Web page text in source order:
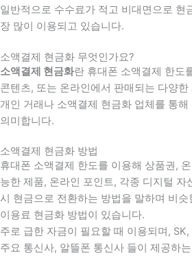
일반적으로 수수료가 적고 비대면으로 현
장 많이 이용되고 있습니다.
소액결제 현금화 무엇인가요?
소액결제 현금화란 휴대폰 소액결제 한도
콘텐츠, 또는 온라인에서 판매되는 다양
개인 거래나 소액결제 현금화 업체를 통
의미합니다.
소액결제 현금화 방법
휴대폰 소액결제 한도를 이용해 상품권,
능한 제품, 온라인 포인트, 각종 디지털 자
시 현금으로 전환하는 방법을 말하며 비
이용료 현금화 방법이 있습니다.
주로 급한 자금이 필요할 때 이용되며,
주요 통신사, 알뜰폰 통신사 들이 제공하